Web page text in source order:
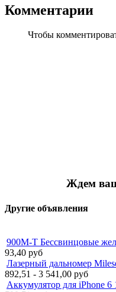
Комментарии
Чтобы
Ждем
Другие объявления
900M-T Бессвинцовые
93,40 руб
Лазерный дальномер
892,51 - 3 541,00 руб
Аккумулятор для iPhone